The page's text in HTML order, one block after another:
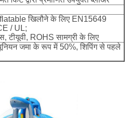
खिलौने के लिए EN15649
/ UL;
टीयूवी, ROHS सामग्री के लिए
यूनियन जमा के रूप में 50%, शिपिंग से पहले